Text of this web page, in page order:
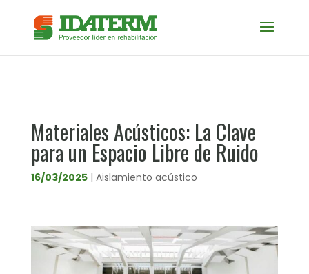
Materiales Acústicos: La Clave
para un Espacio Libre de Ruido
16/03/2025| Aislamiento acústico